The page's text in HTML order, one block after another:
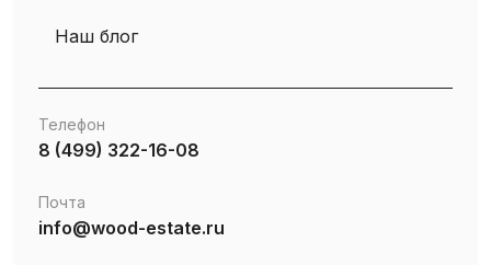
Наш блог
Телефон
8 (499) 322-16-08
Почта
info@wood-estate.ru